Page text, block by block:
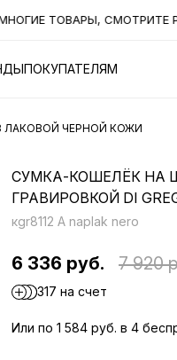
ТОВАРЫ, СМОТРИТЕ
ПОКУПАТЕЛЯМ
ЛАКОВОЙ ЧЕРНОЙ КОЖИ
СУМКА-КОШЕЛЁК НА
ГРАВИРОВКОЙ DI
кgr8112 A naplak nero
6 336 руб. 7 920
317 на счет
Или по 1 584 руб. в 4